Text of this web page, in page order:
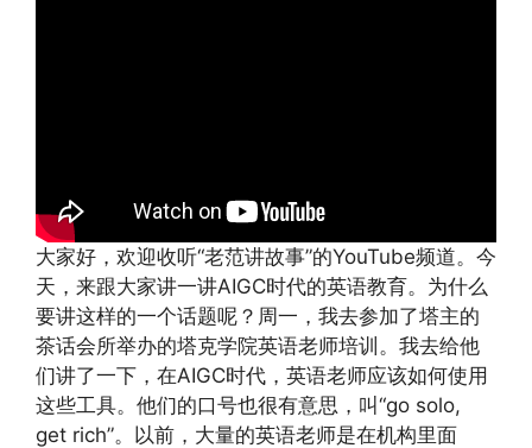
大家好，欢迎收听“老范讲故事”的YouTube频道。今
天，来跟大家讲一讲AIGC时代的英语教育。为什么
要讲这样的一个话题呢？周一，我去参加了塔主的
茶话会所举办的塔克学院英语老师培训。我去给他
们讲了一下，在AIGC时代，英语老师应该如何使用
这些工具。他们的口号也很有意思，叫“go solo,
get rich”。以前，大量的英语老师是在机构里面